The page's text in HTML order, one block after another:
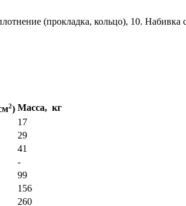
(прокладка, кольцо), 10. Набивка
2) Масса, кг
17
29
41
-
99
156
260